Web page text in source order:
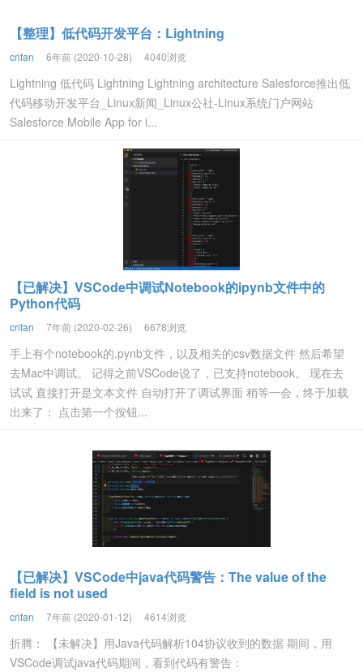
【整理】低代码开发平台：Lightning
crifan 6年前 (2020-10-28) 4040浏览
Lightning 低代码 Lightning Lightning architecture Salesforce推出低
代码移动开发平台_Linux新闻_Linux公社-Linux系统门户网站
Salesforce Mobile App for i...
【已解决】VSCode中调试Notebook的ipynb文件中的
Python代码
crifan 7年前 (2020-02-26) 6678浏览
手上有个notebook的.pynb文件，以及相关的csv数据文件 然后希望
去Mac中调试。 记得之前VSCode说了，已支持notebook。 现在去
试试 直接打开是文本文件 自动打开了调试界面 稍等一会，终于加载
出来了： 点击第一个按钮...
【已解决】VSCode中java代码警告：The value of the
field is not used
crifan 7年前 (2020-01-12) 4614浏览
折腾： 【未解决】用Java代码解析104协议收到的数据 期间，用
VSCode调试java代码期间，看到代码有警告：